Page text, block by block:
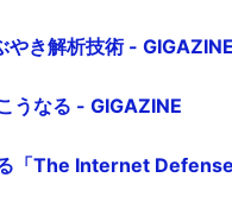
き解析技術 -
うなる - GIGAZINE
「The Internet